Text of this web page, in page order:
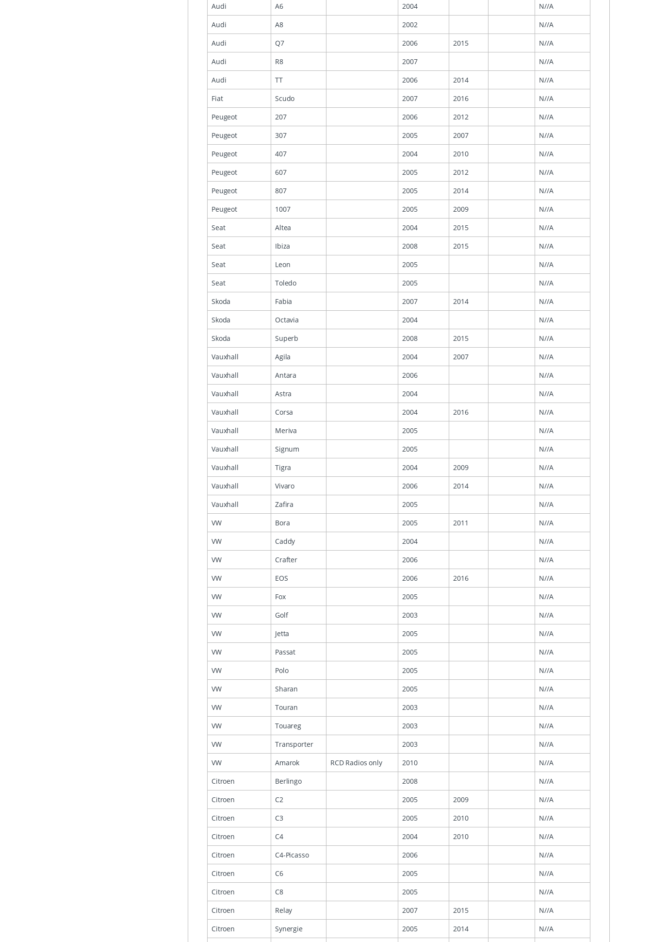
Audi
A6 2004
N//A
Audi
A8 2002
N//A
Audi
Q7 2006 2015
N//A
Audi
R8 2007
N//A
Audi
TT 2006 2014
N//A
Fiat
Scudo 2007 2016
N//A
Peugeot
207 2006 2012
N//A
Peugeot
307 2005 2007
N//A
Peugeot
407 2004 2010
N//A
Peugeot
607 2005 2012
N//A
Peugeot
807 2005 2014
N//A
Peugeot
1007 2005 2009
N//A
Seat
Altea 2004 2015
N//A
Seat
Ibiza 2008 2015
N//A
Seat
Leon 2005
N//A
Seat
Toledo 2005
N//A
Skoda
Fabia 2007 2014
N//A
Skoda
Octavia 2004
N//A
Skoda
Superb 2008 2015
N//A
Vauxhall
Agila 2004 2007
N//A
Vauxhall
Antara 2006
N//A
Vauxhall
Astra 2004
N//A
Vauxhall
Corsa 2004 2016
N//A
Vauxhall
Meriva 2005
N//A
Vauxhall
Signum 2005
N//A
Vauxhall
Tigra 2004 2009
N//A
Vauxhall
Vivaro 2006 2014
N//A
Vauxhall
Zafira 2005
N//A
VW
Bora 2005 2011
N//A
VW
Caddy 2004
N//A
VW
Crafter 2006
N//A
VW
EOS 2006 2016
N//A
VW
Fox 2005
N//A
VW
Golf 2003
N//A
VW
Jetta 2005
N//A
VW
Passat 2005
N//A
VW
Polo 2005
N//A
VW
Sharan 2005
N//A
VW
Touran 2003
N//A
VW
Touareg 2003
N//A
VW
Transporter 2003
N//A
VW
Amarok RCD Radios only 2010
N//A
Citroen
Berlingo 2008
N//A
Citroen
C2 2005 2009
N//A
Citroen
C3 2005 2010
N//A
Citroen
C4 2004 2010
N//A
Citroen
C4-Picasso 2006
N//A
Citroen
C6 2005
N//A
Citroen
C8 2005
N//A
Citroen
Relay 2007 2015
N//A
Citroen
Synergie 2005 2014
N//A